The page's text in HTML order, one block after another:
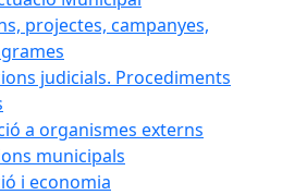
projectes, campanyes,
judicials. Procediments
a organismes externs
municipals
i economia